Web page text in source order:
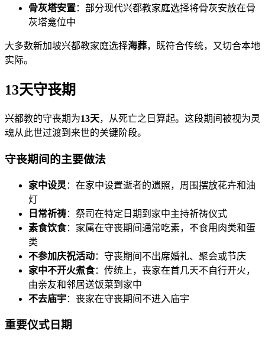
骨灰塔安置：部分现代兴都教家庭选择将骨灰安放在骨
灰塔龛位中
大多数新加坡兴都教家庭选择海葬，既符合传统，又切合本地
实际。
13天守丧期
兴都教的守丧期为13天，从死亡之日算起。这段期间被视为灵
魂从此世过渡到来世的关键阶段。
守丧期间的主要做法
家中设灵 ：在家中设置逝者的遗照，周围摆放花卉和油
灯
日常祈祷：祭司在特定日期到家中主持祈祷仪式
素食饮食：家属在守丧期间通常吃素，不食用肉类和蛋
类
不参加庆祝活动：守丧期间不出席婚礼、聚会或节庆
家中不开火煮食：传统上，丧家在首几天不自行开火，
由亲友和邻居送饭菜到家中
不去庙宇：丧家在守丧期间不进入庙宇
重要仪式日期